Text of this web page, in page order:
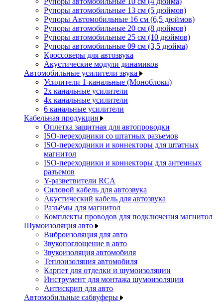
Рупоры автомобильные 13 см (5 дюймов)
Рупоры Автомобильные 16 см (6,5 дюймов)
Рупоры автомобильные 20 см (8 дюймов)
Рупоры автомобильные 25 см (10 дюймов)
Рупоры автомобильные 09 см (3,5 дюйма)
Кроссоверы для автозвука
Акустические модули динамиков
Автомобильные усилители звука
Усилители 1-канальные (Моноблоки)
2х канальные усилители
4х канальные усилители
6 канальные усилители
Кабельная продукция
Оплетка защитная для автопроводки
ISO-переходники со штатных разъемов
ISO-переходники и коннекторы для штатных
магнитол
ISO-переходники и коннекторы для антенных
разъемов
Y-разветвители RCA
Силовой кабель для автозвука
Акустический кабель для автозвука
Разъёмы для магнитол
Комплекты проводов для подключения магнитол
Шумоизоляция авто
Виброизоляция для авто
Звукопоглощение в авто
Звукоизоляция автомобиля
Теплоизоляция автомобиля
Карпет для отделки и шумоизоляции
Инструмент для монтажа шумоизоляции
Антискрип для авто
Автомобильные сабвуферы